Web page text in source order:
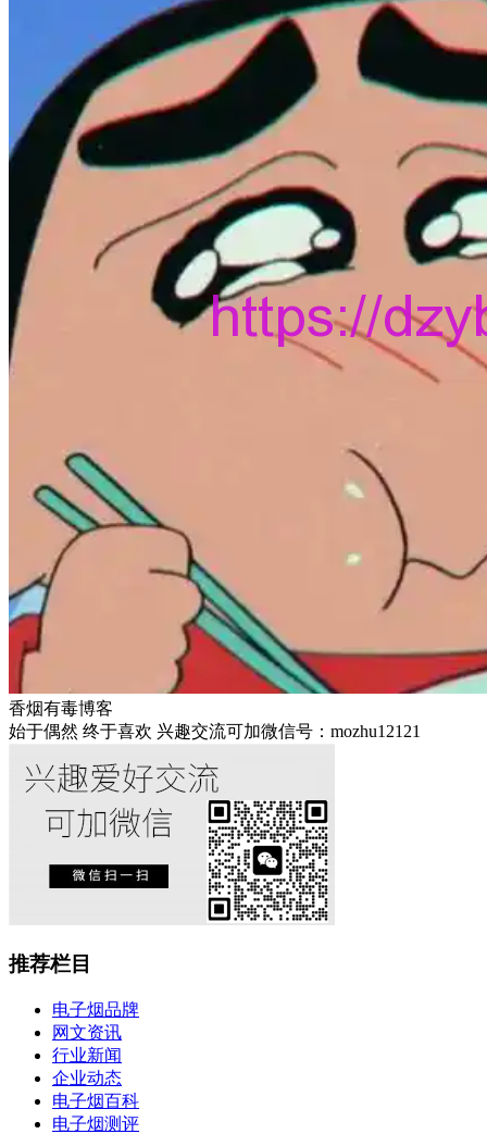
香烟有毒博客
始于偶然 终于喜欢 兴趣交流可加微信号：mozhu12121
推荐栏目
电子烟品牌
网文资讯
行业新闻
企业动态
电子烟百科
电子烟测评